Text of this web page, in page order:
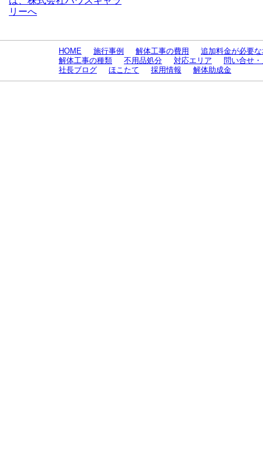
リーへ
HOME 施行事例 解体工事の費用
追加料金が必要
解体工事の種類
不用品処分 対応エリア
問い合せ
社長ブログ
ほこたて 採用情報 解体助成金